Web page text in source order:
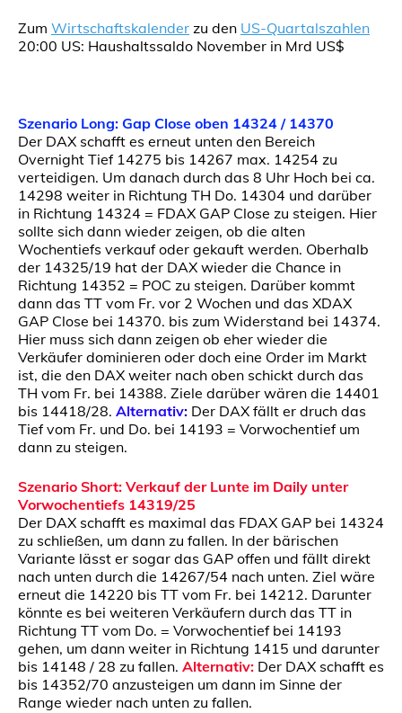
Zum Wirtschaftskalender zu den US-Quartalszahlen
20:00 US: Haushaltssaldo November in Mrd US$
Szenario Long: Gap Close oben 14324 / 14370
Der DAX schafft es erneut unten den Bereich
Overnight Tief 14275 bis 14267 max. 14254 zu
verteidigen. Um danach durch das 8 Uhr Hoch bei ca.
14298 weiter in Richtung TH Do. 14304 und darüber
in Richtung 14324 = FDAX GAP Close zu steigen. Hier
sollte sich dann wieder zeigen, ob die alten
Wochentiefs verkauf oder gekauft werden. Oberhalb
der 14325/19 hat der DAX wieder die Chance in
Richtung 14352 = POC zu steigen. Darüber kommt
dann das TT vom Fr. vor 2 Wochen und das XDAX
GAP Close bei 14370. bis zum Widerstand bei 14374.
Hier muss sich dann zeigen ob eher wieder die
Verkäufer dominieren oder doch eine Order im Markt
ist, die den DAX weiter nach oben schickt durch das
TH vom Fr. bei 14388. Ziele darüber wären die 14401
bis 14418/28. Alternativ: Der DAX fällt er druch das
Tief vom Fr. und Do. bei 14193 = Vorwochentief um
dann zu steigen.
Szenario Short: Verkauf der Lunte im Daily unter
Vorwochentiefs 14319/25
Der DAX schafft es maximal das FDAX GAP bei 14324
zu schließen, um dann zu fallen. In der bärischen
Variante lässt er sogar das GAP offen und fällt direkt
nach unten durch die 14267/54 nach unten. Ziel wäre
erneut die 14220 bis TT vom Fr. bei 14212. Darunter
könnte es bei weiteren Verkäufern durch das TT in
Richtung TT vom Do. = Vorwochentief bei 14193
gehen, um dann weiter in Richtung 1415 und darunter
bis 14148 / 28 zu fallen. Alternativ: Der DAX schafft es
bis 14352/70 anzusteigen um dann im Sinne der
Range wieder nach unten zu fallen.